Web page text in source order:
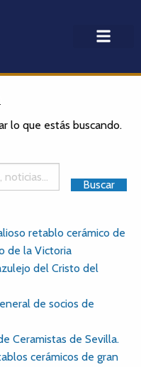
lo que estás buscando.
retablo cerámico de
de la Victoria
del Cristo del
de socios de
Ceramistas de Sevilla.
cerámicos de gran